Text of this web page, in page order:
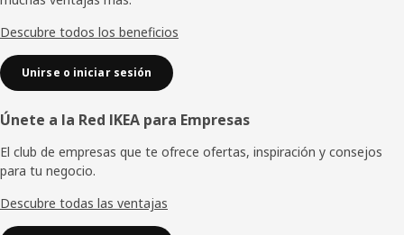
página
Descubre todos los beneficios
Unirse o iniciar sesión
Únete a la Red IKEA para Empresas
El club de empresas que te ofrece ofertas, inspiración y consejos
para tu negocio.
Descubre todas las ventajas